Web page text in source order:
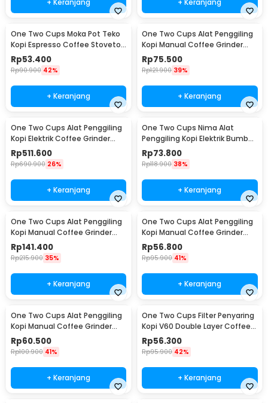
One Two Cups Moka Pot Teko
Kopi Espresso Coffee Stovetop
2 Cup 100ml - Z20
Rp53.400
Rp90.900 42%
+ Keranjang
One Two Cups Alat Penggiling
Kopi Manual Coffee Grinder
Wood - 16290
Rp75.500
Rp121.900 39%
+ Keranjang
One Two Cups Alat Penggiling
Kopi Elektrik Coffee Grinder
Adjustable - 600N
Rp511.600
Rp690.900 26%
+ Keranjang
One Two Cups Nima Alat
Penggiling Kopi Elektrik Bumbu
Coffee Grinder - NM-8300
Rp73.800
Rp118.900 38%
+ Keranjang
One Two Cups Alat Penggiling
Kopi Manual Coffee Grinder
Wood 30g - CW85532
Rp141.400
Rp215.900 35%
+ Keranjang
One Two Cups Alat Penggiling
Kopi Manual Coffee Grinder
160ml - CF012
Rp56.800
Rp95.900 41%
+ Keranjang
One Two Cups Alat Penggiling
Kopi Manual Coffee Grinder
Adjustable - RHNHA0176
Rp60.500
Rp100.900 41%
+ Keranjang
One Two Cups Filter Penyaring
Kopi V60 Double Layer Coffee
Filter - FS-40S
Rp56.300
Rp95.900 42%
+ Keranjang